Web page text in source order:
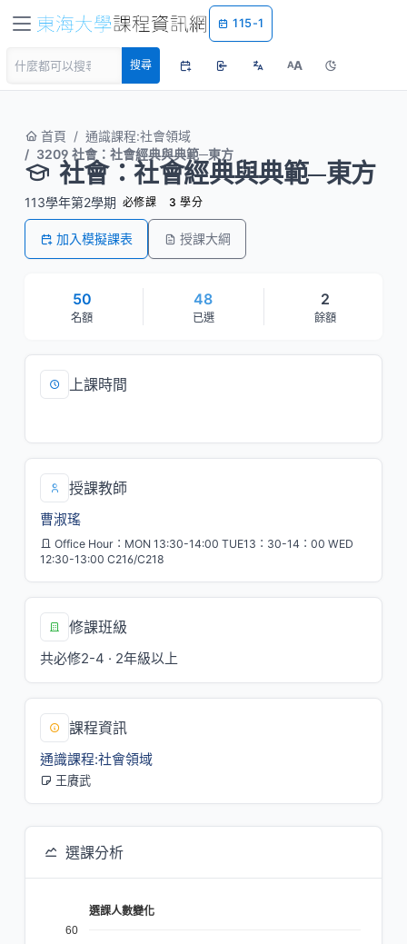
115-1
搜尋 AA
首頁
通識課程:社會領域
3209 社會：社會經典與典範─東方
社會：社會經典與典範─東方
113學年第2學期 必修課 3 學分
加入模擬課表 授課大綱
50
名額
48
已選
2
餘額
上課時間
授課教師
曹淑瑤
Office Hour：MON 13:30-14:00 TUE13：30-14：00 WED
12:30-13:00 C216/C218
修課班級
共必修2-4 · 2年級以上
課程資訊
通識課程:社會領域
王賡武
選課分析
選課人數變化
60